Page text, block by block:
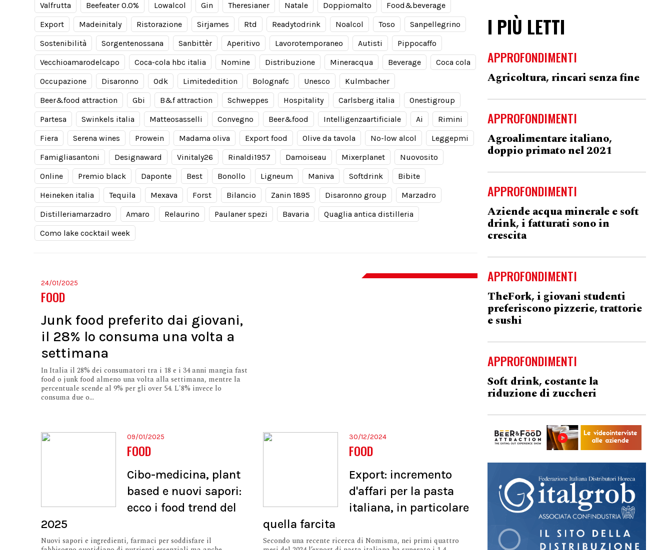
Valfrutta
Beefeater 0.0% Lowalcol Gin Theresianer Natale Doppiomalto
Food&beverage
Export
Madeinitaly Ristorazione Sirjames Rtd Readytodrink Noalcol Toso
Sanpellegrino
Sostenibilità
Sorgentenossana Sanbittèr Aperitivo Lavorotemporaneo Autisti
Pippocaffo
Vecchioamarodelcapo
Coca-cola hbc italia Nomine Distribuzione Mineracqua Beverage
Coca cola
Occupazione
Disaronno Odk Limitededition Bolognafc Unesco
Kulmbacher
Beer&food attraction
Gbi B&f attraction Schweppes Hospitality Carlsberg italia
Onestigroup
Partesa
Swinkels italia Matteosasselli Convegno Beer&food Intelligenzaartificiale Ai
Rimini
Fiera
Serena wines Prowein Madama oliva Export food Olive da tavola No-low alcol
Leggepmi
Famigliasantoni
Designaward Vinitaly26 Rinaldi1957 Damoiseau Mixerplanet
Nuovosito
Online
Premio black Daponte Best Bonollo Ligneum Maniva Softdrink
Bibite
Heineken italia
Tequila Mexava Forst Bilancio Zanin 1895 Disaronno group
Marzadro
Distilleriamarzadro
Amaro Relaurino Paulaner spezi Bavaria
Quaglia antica distilleria
Como lake cocktail week
24/01/2025
FOOD
Junk food preferito dai giovani,
il 28% lo consuma una volta a
settimana
In Italia il 28% dei consumatori tra i 18 e i 34 anni mangia fast
food o junk food almeno una volta alla settimana, mentre la
percentuale scende al 9% per gli over 54. L'8% invece lo
consuma due o...
09/01/2025
FOOD
Cibo-medicina, plant
based e nuovi sapori:
ecco i food trend del
2025
Nuovi sapori e ingredienti, farmaci per soddisfare il
30/12/2024
FOOD
Export: incremento
d'affari per la pasta
italiana, in particolare
quella farcita
Secondo una recente ricerca di Nomisma, nei primi quattro
I PIÙ LETTI
APPROFONDIMENTI
Agricoltura, rincari senza fine
APPROFONDIMENTI
Agroalimentare italiano,
doppio primato nel 2021
APPROFONDIMENTI
Aziende acqua minerale e soft
drink, i fatturati sono in
crescita
APPROFONDIMENTI
TheFork, i giovani studenti
preferiscono pizzerie, trattorie
e sushi
APPROFONDIMENTI
Soft drink, costante la
riduzione di zuccheri